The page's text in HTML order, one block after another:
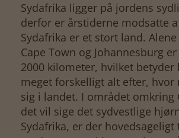
Sydafrika ligger på jordens
derfor er årstiderne modsatte
Sydafrika er et stort land.
Cape Town og Johannesburg
2000 kilometer, hvilket betyder
meget forskelligt alt efter, hvor
sig i landet. I området omkring
det vil sige det sydvestlige
Sydafrika, er der